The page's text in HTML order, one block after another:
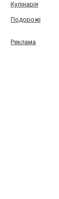
Кулінарія
Подорожі
Реклама